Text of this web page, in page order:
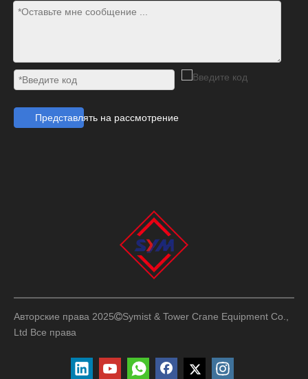
Представлять на рассмотрение
Авторские права 2025Symist & Tower Crane Equipment Co.,
Ltd Все права